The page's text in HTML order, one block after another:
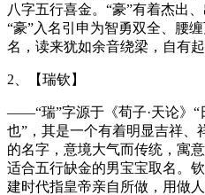
八字五行喜金。“豪”有着杰出
“豪”入名引申为智勇双全、腰
名，读来犹如余音绕梁，自有
2、【瑞钦】
——“瑞”字源于《荀子·天论》“
也”，其是一个有着明显吉祥、
的名字，意境大气而传统，寓
适合五行缺金的男宝宝取名。
建时代指皇帝亲自所做，用做